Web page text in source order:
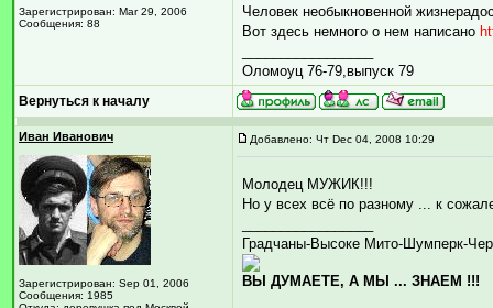
Зарегистрирован: Mar 29, 2006
Сообщения: 88
Человек необыкновенной
Вот здесь немного о нем написано
Оломоуц 76-79,выпуск 79
Вернуться к началу
Иван Иванович
Зарегистрирован: Sep 01, 2006
Сообщения: 1985
Добавлено: Чт Dec 04, 2008 10:29
Молодец МУЖИК!!!
Но у всех всё по разному ... к
Градчаны-Высоке Мито-Шумперк-
ВЫ ДУМАЕТЕ, А МЫ ... ЗНАЕМ !!!